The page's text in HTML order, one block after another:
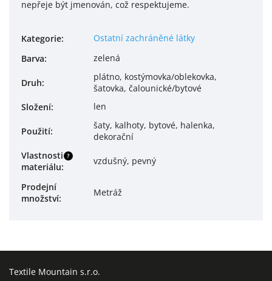
nepřeje být jmenován, což respektujeme.
Kategorie:
Ostatní zachráněné látky
Barva: zelená
Druh:
plátno, kostýmovka/oblekovka,
šatovka, čalounické/bytové
Složení: len
Použití:
šaty, kalhoty, bytové, halenka,
dekorační
?
Vlastnosti
materiálu:
vzdušný, pevný
Prodejní
množství:
Metráž
Textile Mountain s.r.o.